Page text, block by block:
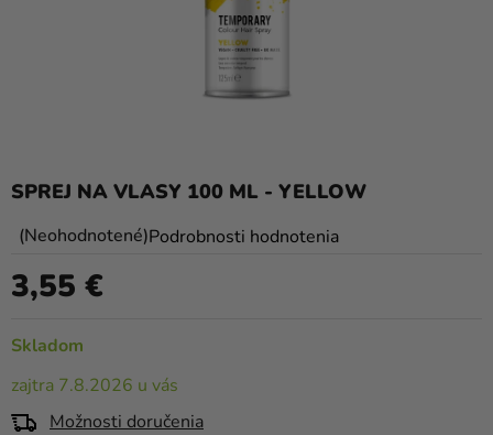
Darčeky
a merch
Sviatky
Kreatívne
SPREJ NA VLASY 100 ML - YELLOW
Priemerné
produktu
0,0
5
hviezdičiek.
NeohodnotenéPodrobnosti hodnotenia
Skladom
zajtra 7.8.2026 u vás
Možnosti doručenia
3,55 €